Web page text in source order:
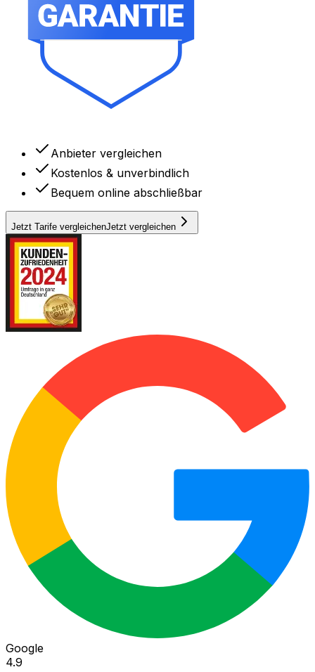
Anbieter vergleichen
Kostenlos & unverbindlich
Bequem online abschließbar
Jetzt Tarife vergleichenJetzt vergleichen
Google
4.9